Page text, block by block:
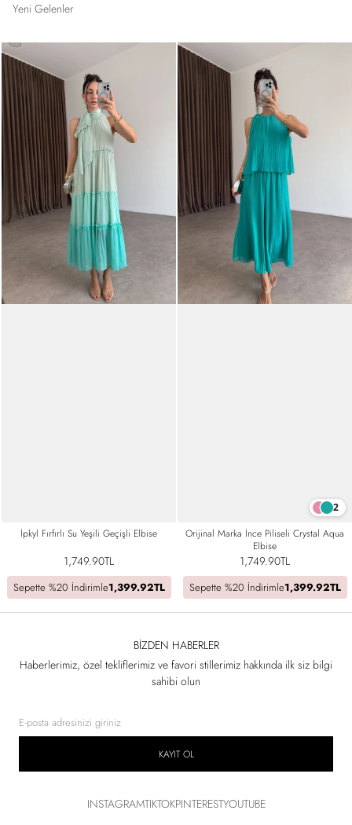
Yeni Gelenler
İpkyl Fırfırlı Su Yeşili Geçişli Elbise
1,749.90TL
Sepette %20 İndirimle1,399.92TL
2
Orijinal Marka İnce Piliseli Crystal Aqua
Elbise
1,749.90TL
Sepette %20 İndirimle1,399.92TL
BIZDEN HABERLER
Haberlerimiz, özel tekliflerimiz ve favori stillerimiz hakkında ilk siz bilgi
sahibi olun
KAYIT OL
INSTAGRAMTIKTOKPINTERESTYOUTUBE